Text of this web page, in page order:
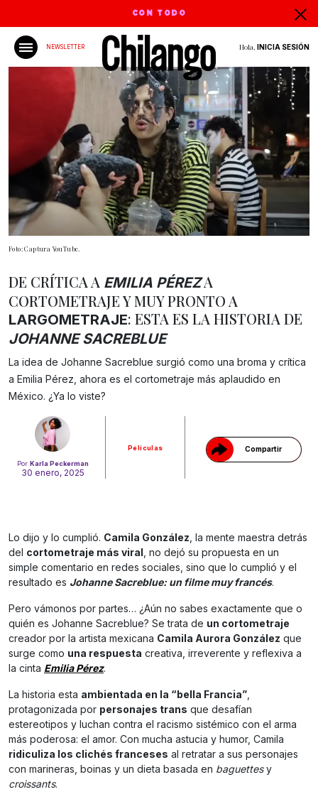
CON TODO
NEWSLETTER Hola, INICIA SESIÓN
Foto: Captura YouTube.
Por Karla Peckerman
30 enero, 2025
Películas Compartir
Gracias!
DE CRÍTICA A EMILIA PÉREZA
CORTOMETRAJE Y MUY PRONTO A
LARGOMETRAJE: ESTA ES LA HISTORIA DE
JOHANNE SACREBLUE
La idea de Johanne Sacreblue surgió como una broma y crítica
a Emilia Pérez, ahora es el cortometraje más aplaudido en
México. ¿Ya lo viste?
Lo dijo y lo cumplió. Camila González, la mente maestra detrás
del cortometraje más viral , no dejó su propuesta en un
simple comentario en redes sociales, sino que lo cumplió y el
resultado es Johanne Sacreblue: un filme muy francés.
Pero vámonos por partes… ¿Aún no sabes exactamente que o
quién es Johanne Sacreblue? Se trata de un cortometraje
creador por la artista mexicana Camila Aurora González que
surge como una respuesta creativa, irreverente y reflexiva a
la cinta Emilia Pérez.
La historia esta ambientada en la “bella Francia”,
protagonizada por personajes trans que desafían
estereotipos y luchan contra el racismo sistémico con el arma
más poderosa: el amor. Con mucha astucia y humor, Camila
ridiculiza los clichés franceses al retratar a sus personajes
con marineras, boinas y un dieta basada en baguettesy
croissants.